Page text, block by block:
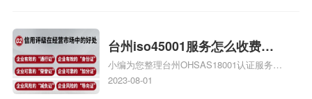
台州iso45001服务怎么收费，
台州iso45001认证服务怎么收
费
小编为您整理台州OHSAS18001认证服务中
心哪家收费便宜、台州ISO9000认证，哪个
2023-08-01